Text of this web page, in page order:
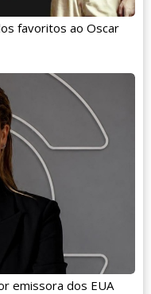
favoritos ao Oscar
emissora dos EUA